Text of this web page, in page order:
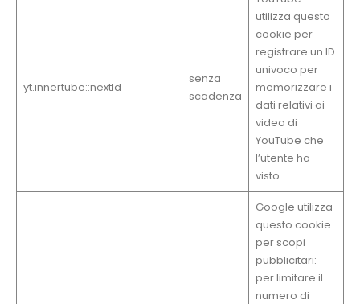
yt.innertube::nextId
senza
scadenza
utilizza questo
cookie per
registrare un ID
univoco per
memorizzare i
dati relativi ai
video di
YouTube che
l’utente ha
visto.
Google utilizza
questo cookie
per scopi
pubblicitari:
per limitare il
numero di